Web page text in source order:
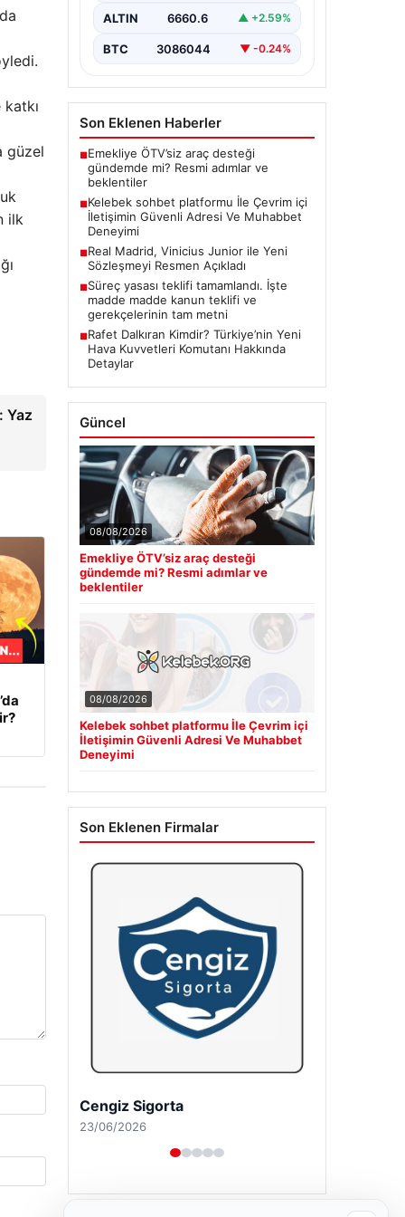
güzel
ilk
Yaz
barındırmaktadır. Güncel olarak…
ALTIN 6660.6 ▲ +2.59%
BTC 3086044 ▼ -0.24%
Son Eklenen Haberler
■Emekliye ÖTV’siz araç desteği
gündemde mi? Resmi adımlar ve
beklentiler
■Kelebek sohbet platformu İle Çevrim içi
İletişimin Güvenli Adresi Ve Muhabbet
Deneyimi
■Real Madrid, Vinicius Junior ile Yeni
Sözleşmeyi Resmen Açıkladı
■Süreç yasası teklifi tamamlandı. İşte
madde madde kanun teklifi ve
gerekçelerinin tam metni
■Rafet Dalkıran Kimdir? Türkiye’nin Yeni
Hava Kuvvetleri Komutanı Hakkında
Detaylar
Güncel
08/08/2026
Emekliye ÖTV’siz araç desteği
gündemde mi? Resmi adımlar ve
beklentiler
08/08/2026
Kelebek sohbet platformu İle Çevrim içi
İletişimin Güvenli Adresi Ve Muhabbet
Deneyimi
Son Eklenen Firmalar
Hastaş Beton
26/05/2026